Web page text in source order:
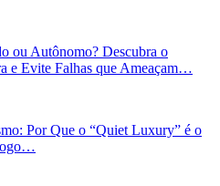
ou Autônomo? Descubra o
e Evite Falhas que Ameaçam…
Por Que o “Quiet Luxury” é o